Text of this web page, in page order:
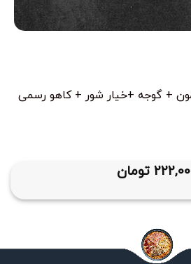
+ گوجه +خیار شور + کاهو رسمی
تومان